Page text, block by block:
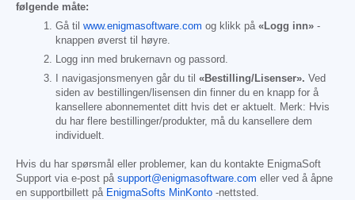
følgende måte:
Gå til www.enigmasoftware.com og klikk på «Logg inn» -
knappen øverst til høyre.
Logg inn med brukernavn og passord.
I navigasjonsmenyen går du til «Bestilling/Lisenser». Ved
siden av bestillingen/lisensen din finner du en knapp for å
kansellere abonnementet ditt hvis det er aktuelt. Merk: Hvis
du har flere bestillinger/produkter, må du kansellere dem
individuelt.
Hvis du har spørsmål eller problemer, kan du kontakte EnigmaSoft
Support via e-post på support@enigmasoftware.com eller ved å åpne
en supportbillett på EnigmaSofts MinKonto -nettsted.